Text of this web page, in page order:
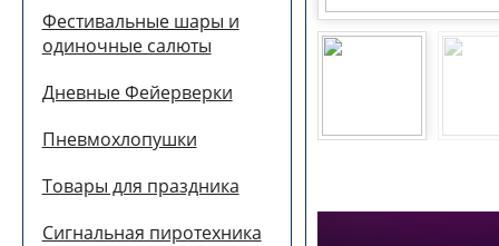
Фестивальные шары и
одиночные салюты
Дневные Фейерверки
Пневмохлопушки
Товары для праздника
Сигнальная пиротехника